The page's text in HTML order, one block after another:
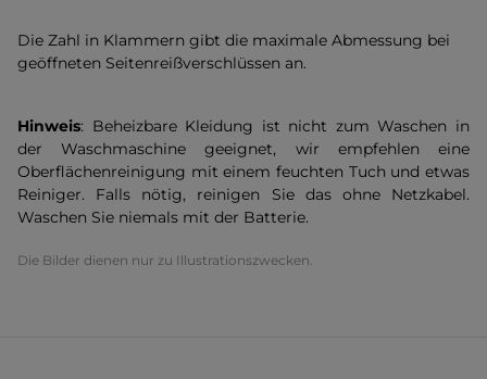
Die Zahl in Klammern gibt die maximale Abmessung bei
geöffneten Seitenreißverschlüssen an.
Hinweis: Beheizbare Kleidung ist nicht zum Waschen in
der Waschmaschine geeignet, wir empfehlen eine
Oberflächenreinigung mit einem feuchten Tuch und etwas
Reiniger. Falls nötig, reinigen Sie das ohne Netzkabel.
Waschen Sie niemals mit der Batterie.
Die Bilder dienen nur zu Illustrationszwecken.